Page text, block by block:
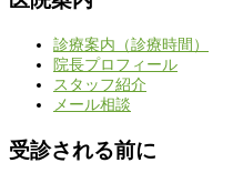
診療案内（診療時間）
院長プロフィール
スタッフ紹介
メール相談
受診される前に